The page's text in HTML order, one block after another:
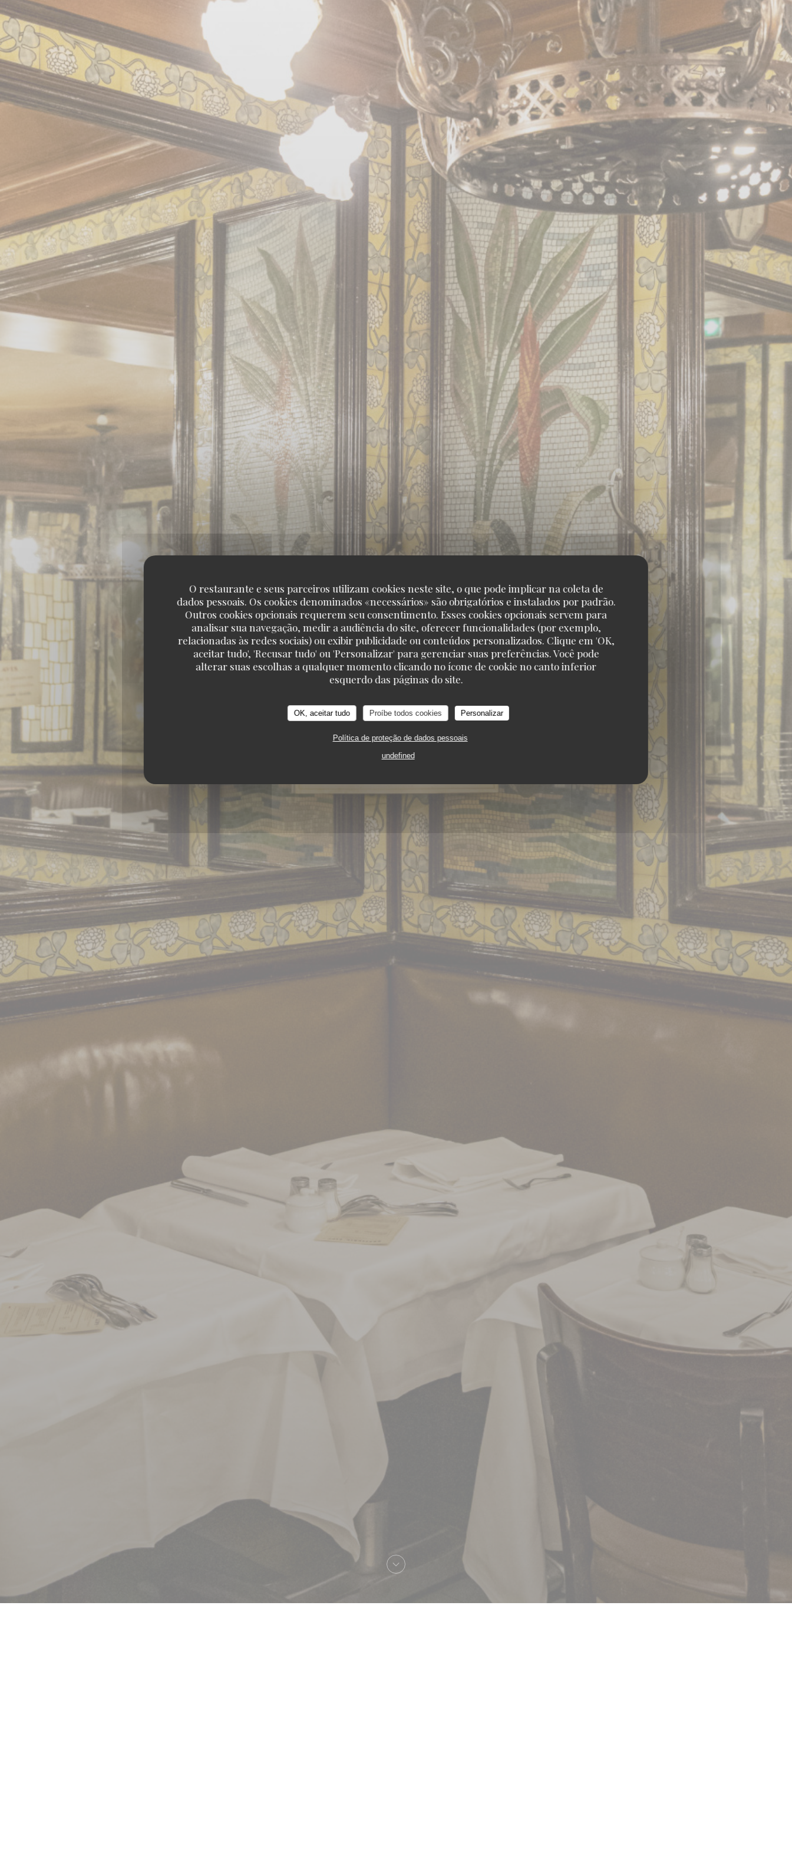
O restaurante e seus parceiros utilizam cookies neste site, o que pode implicar na coleta de
dados pessoais. Os cookies denominados «necessários» são obrigatórios e instalados por padrão.
Outros cookies opcionais requerem seu consentimento. Esses cookies opcionais servem para
analisar sua navegação, medir a audiência do site, oferecer funcionalidades (por exemplo,
relacionadas às redes sociais) ou exibir publicidade ou conteúdos personalizados. Clique em 'OK,
aceitar tudo', 'Recusar tudo' ou 'Personalizar' para gerenciar suas preferências. Você pode
alterar suas escolhas a qualquer momento clicando no ícone de cookie no canto inferior
esquerdo das páginas do site.
OK, aceitar tudo Proíbe todos cookies Personalizar
Política de proteção de dados pessoais
undefined
151, BOULEVARD SAINT-GERMAIN 75006 PARIS